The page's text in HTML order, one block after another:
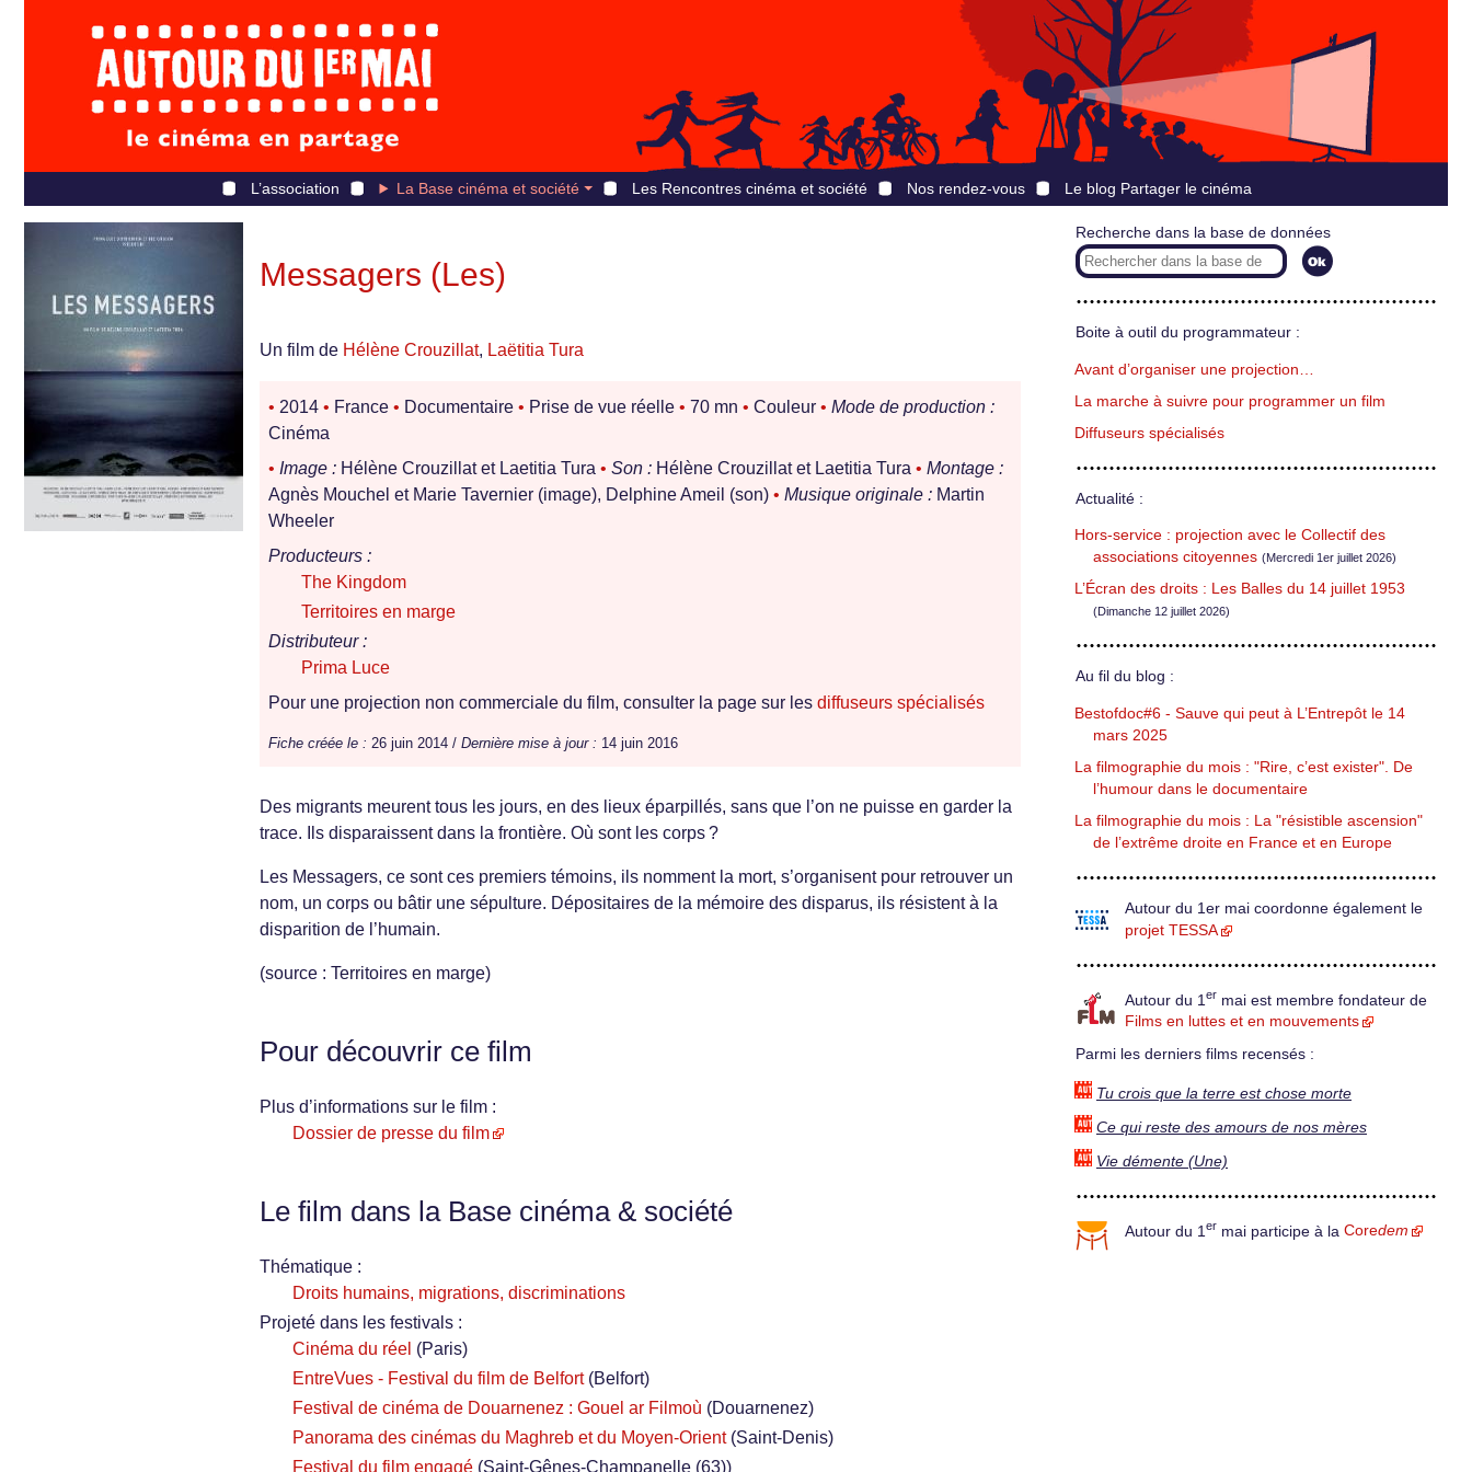
L’association La Base cinéma et société Les Rencontres cinéma et société Nos rendez-vous Le blog Partager le cinéma
Messagers (Les)
Un film de Hélène Crouzillat, Laëtitia Tura
• 2014 • France • Documentaire • Prise de vue réelle • 70 mn • Couleur • Mode de production :
Cinéma
• Image : Hélène Crouzillat et Laetitia Tura • Son : Hélène Crouzillat et Laetitia Tura • Montage :
Agnès Mouchel et Marie Tavernier (image), Delphine Ameil (son) • Musique originale : Martin
Wheeler
Producteurs :
The Kingdom
Territoires en marge
Distributeur :
Prima Luce
Pour une projection non commerciale du film, consulter la page sur les diffuseurs spécialisés
Fiche créée le : 26 juin 2014 / Dernière mise à jour : 14 juin 2016
Des migrants meurent tous les jours, en des lieux éparpillés, sans que l’on ne puisse en garder la
trace. Ils disparaissent dans la frontière. Où sont les corps ?
Les Messagers, ce sont ces premiers témoins, ils nomment la mort, s’organisent pour retrouver un
nom, un corps ou bâtir une sépulture. Dépositaires de la mémoire des disparus, ils résistent à la
disparition de l’humain.
(source : Territoires en marge)
Pour découvrir ce film
Plus d’informations sur le film :
Dossier de presse du film
Le film dans la Base cinéma & société
Thématique :
Droits humains, migrations, discriminations
Projeté dans les festivals :
Cinéma du réel (Paris)
EntreVues - Festival du film de Belfort (Belfort)
Festival de cinéma de Douarnenez : Gouel ar Filmoù (Douarnenez)
Panorama des cinémas du Maghreb et du Moyen-Orient (Saint-Denis)
Festival du film engagé (Saint-Gênes-Champanelle (63))
Recherche dans la base de données
Boite à outil du programmateur :
Avant d’organiser une projection…
La marche à suivre pour programmer un film
Diffuseurs spécialisés
Actualité :
Hors-service : projection avec le Collectif des
associations citoyennes (Mercredi 1er juillet 2026)
L’Écran des droits : Les Balles du 14 juillet 1953
(Dimanche 12 juillet 2026)
Au fil du blog :
Bestofdoc#6 - Sauve qui peut à L’Entrepôt le 14
mars 2025
La filmographie du mois : "Rire, c’est exister". De
l’humour dans le documentaire
La filmographie du mois : La "résistible ascension"
de l’extrême droite en France et en Europe
Autour du 1er mai coordonne également le
projet TESSA
Autour du 1 er mai est membre fondateur de
Films en luttes et en mouvements
Parmi les derniers films recensés :
Tu crois que la terre est chose morte
Ce qui reste des amours de nos mères
Vie démente (Une)
Autour du 1 er mai participe à la Coredem